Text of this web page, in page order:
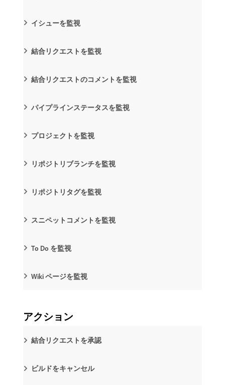
イシューを監視
結合リクエストを監視
結合リクエストのコメントを監視
パイプラインステータスを監視
プロジェクトを監視
リポジトリブランチを監視
リポジトリタグを監視
スニペットコメントを監視
To Do を監視
Wiki ページを監視
アクション
結合リクエストを承認
ビルドをキャンセル